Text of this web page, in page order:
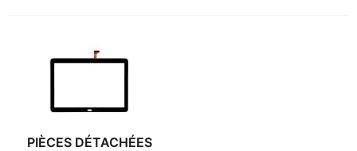
PIÈCES DÉTACHÉES